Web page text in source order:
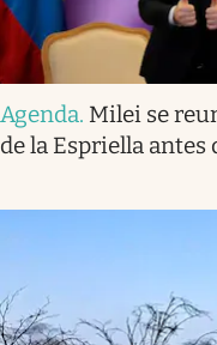
Agenda. Milei se
de la Espriella